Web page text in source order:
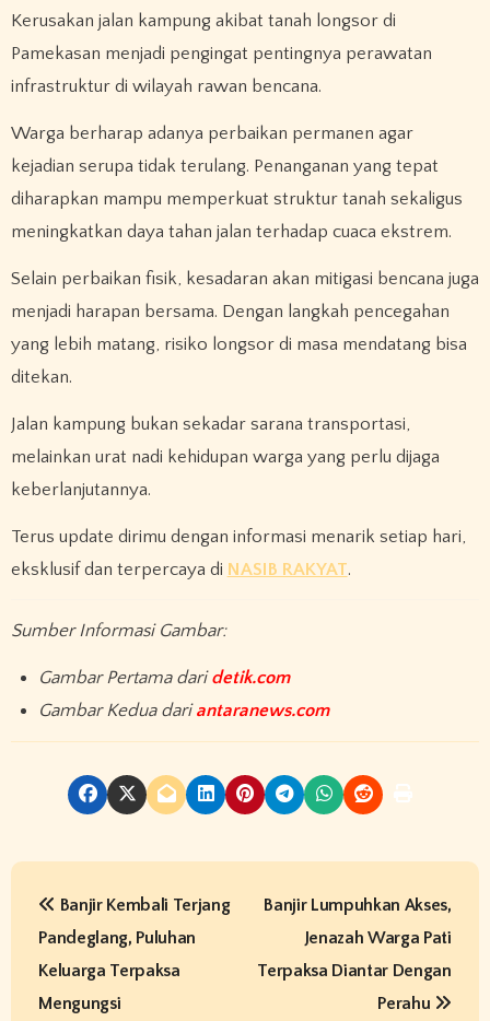
Kerusakan jalan kampung akibat tanah longsor di
Pamekasan menjadi pengingat pentingnya perawatan
infrastruktur di wilayah rawan bencana.
Warga berharap adanya perbaikan permanen agar
kejadian serupa tidak terulang. Penanganan yang tepat
diharapkan mampu memperkuat struktur tanah sekaligus
meningkatkan daya tahan jalan terhadap cuaca ekstrem.
Selain perbaikan fisik, kesadaran akan mitigasi bencana juga
menjadi harapan bersama. Dengan langkah pencegahan
yang lebih matang, risiko longsor di masa mendatang bisa
ditekan.
Jalan kampung bukan sekadar sarana transportasi,
melainkan urat nadi kehidupan warga yang perlu dijaga
keberlanjutannya.
Terus update dirimu dengan informasi menarik setiap hari,
eksklusif dan terpercaya di NASIB RAKYAT.
Sumber Informasi Gambar:
Gambar Pertama daridetik.com
Gambar Kedua dariantaranews.com
P
Banjir Kembali Terjang
Pandeglang, Puluhan
Keluarga Terpaksa
Mengungsi
Banjir Lumpuhkan Akses,
Jenazah Warga Pati
Terpaksa Diantar Dengan
Perahu